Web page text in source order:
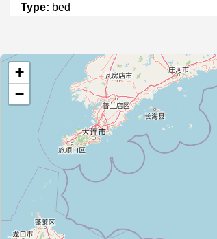
Type: bed
이브자리
Type: bed
WEDISEN
Type: bed
메리퀸
Type:bed
+
−